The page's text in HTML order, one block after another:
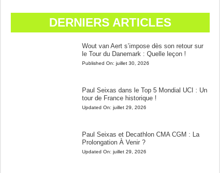
DERNIERS ARTICLES
Wout van Aert s’impose dès son retour sur
le Tour du Danemark : Quelle leçon !
Published On: juillet 30, 2026
Paul Seixas dans le Top 5 Mondial UCI : Un
tour de France historique !
Updated On: juillet 29, 2026
Paul Seixas et Decathlon CMA CGM : La
Prolongation À Venir ?
Updated On: juillet 29, 2026